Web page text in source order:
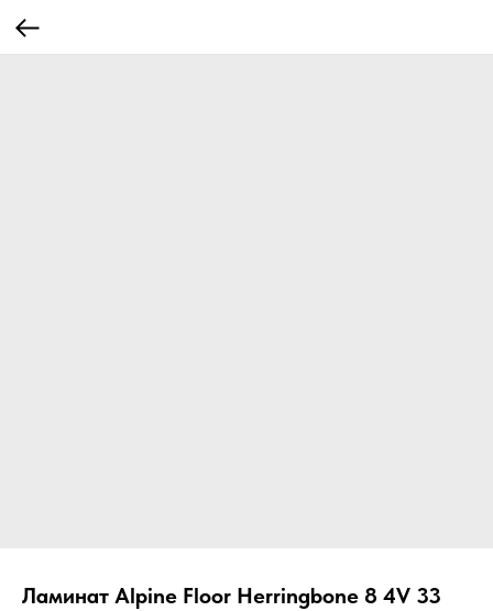
Ламинат Alpine Floor Herringbone 8 4V 33